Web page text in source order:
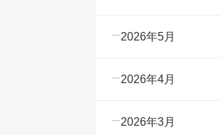
2026年5月
2026年4月
2026年3月